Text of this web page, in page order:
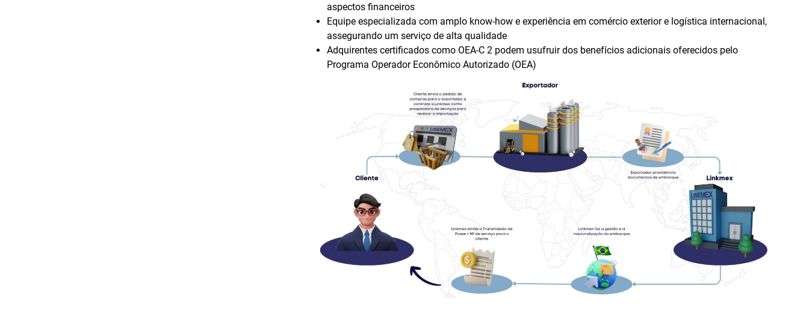
aspectos financeiros
Equipe especializada com amplo know-how e experiência em comércio exterior e logística internacional,
assegurando um serviço de alta qualidade
Adquirentes certificados como OEA-C 2 podem usufruir dos benefícios adicionais oferecidos pelo
Programa Operador Econômico Autorizado (OEA)